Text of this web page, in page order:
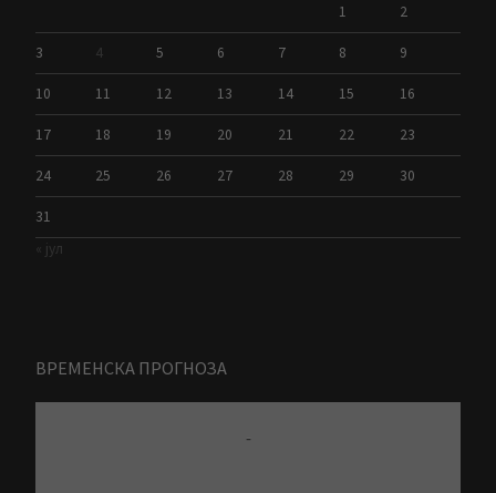
1 2
3 4 5 6 7 8 9
10 11 12 13 14 15 16
17 18 19 20 21 22 23
24 25 26 27 28 29 30
31
« јул
ВРЕМЕНСКА ПРОГНОЗА
-